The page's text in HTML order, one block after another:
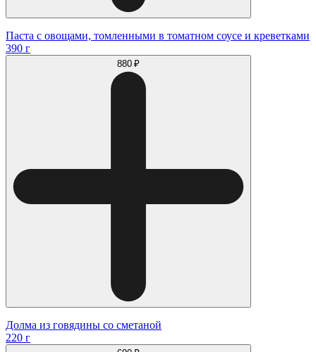
Паста с овощами, томленными в томатном соусе и креветками
390 г
880 ₽
Долма из говядины со сметаной
220 г